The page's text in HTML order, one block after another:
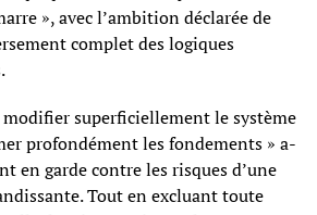
», avec l’ambition déclarée de
complet des logiques
modifier superficiellement le système
profondément les fondements » a-
en garde contre les risques d’une
Tout en excluant toute